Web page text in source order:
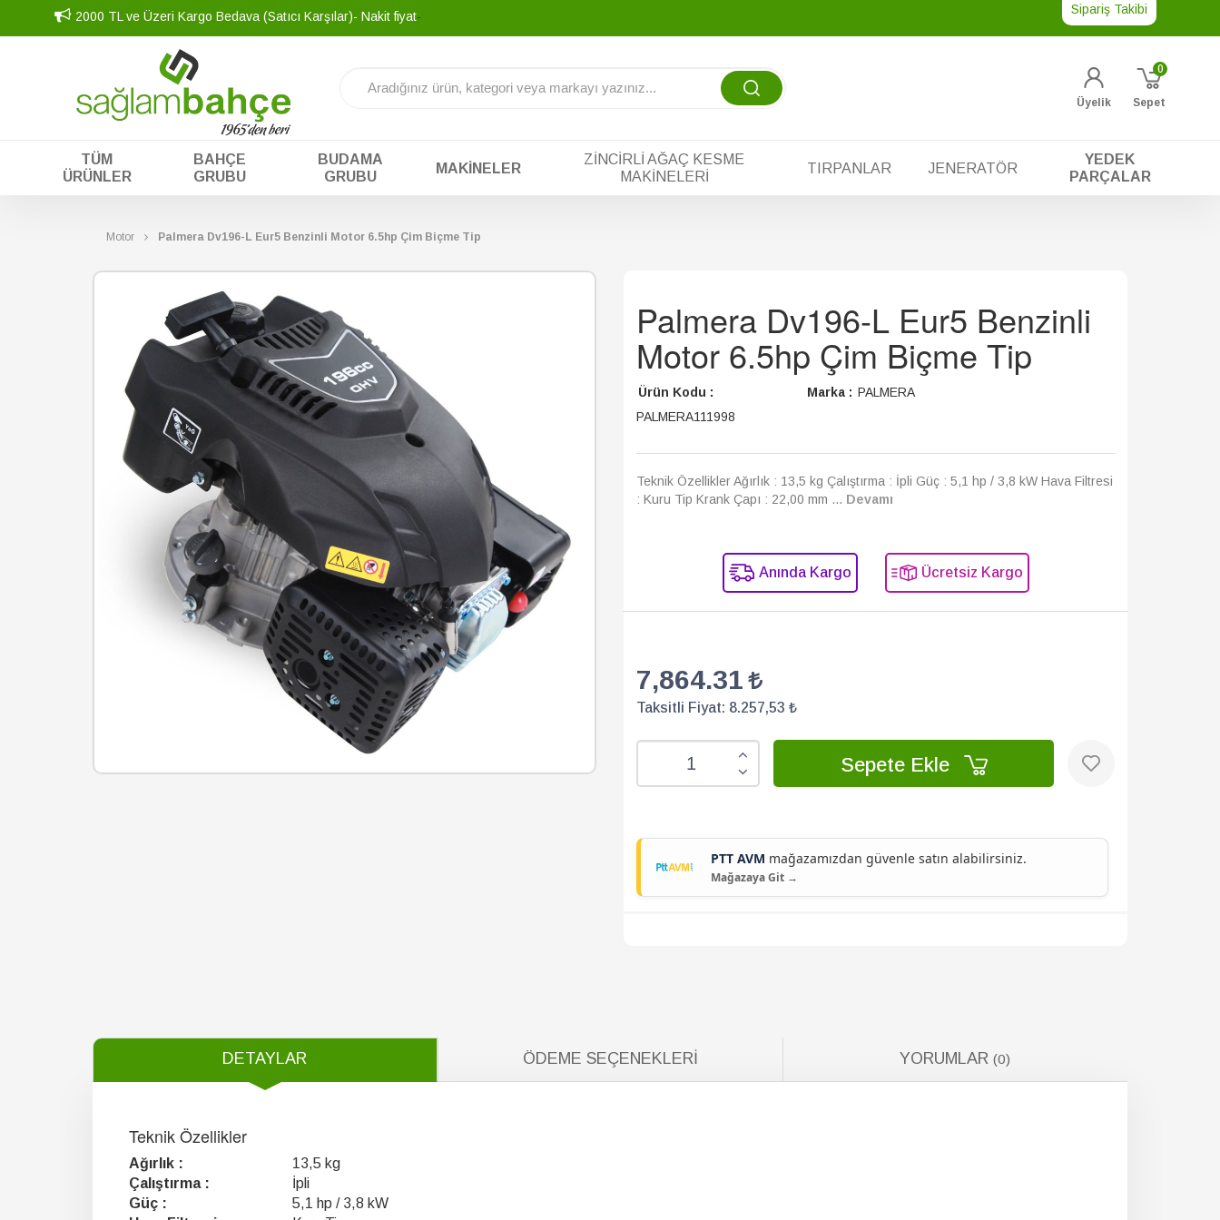
2000 TL ve Üzeri Kargo Bedava (Satıcı Karşılar)- Nakit fiyatına tek yada Sipariş Takibi
Üyelik Sepet
0
TÜM
ÜRÜNLER
BAHÇE
GRUBU
BUDAMA
GRUBU
MAKINELER
ZINCIRLI AĞAÇ KESME
MAKINELERI
TIRPANLAR JENERATÖR
YEDEK
PARÇALAR
Motor Palmera Dv196-L Eur5 Benzinli Motor 6.5hp Çim Biçme Tip
Palmera Dv196-L Eur5 Benzinli
Motor 6.5hp Çim Biçme Tip
Ürün Kodu :
PALMERA111998
Marka : PALMERA
Teknik Özellikler Ağırlık : 13,5 kg Çalıştırma : İpli Güç : 5,1 hp / 3,8 kW Hava Filtresi
: Kuru Tip Krank Çapı : 22,00 mm ... Devamı
Anında Kargo Ücretsiz Kargo
7,864.31
Taksitli Fiyat: 8.257,53 ₺
Sepete Ekle
PTT AVM mağazamızdan güvenle satın alabilirsiniz.
Mağazaya Git →
DETAYLAR ÖDEME SEÇENEKLERI YORUMLAR(0)
Teknik Özellikler
Ağırlık :
13,5 kg
Çalıştırma :
İpli
Güç :
5,1 hp / 3,8 kW